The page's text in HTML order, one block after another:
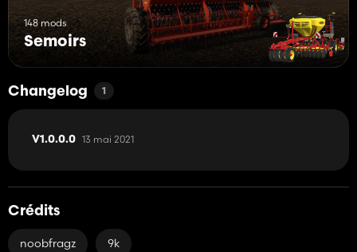
148 mods
Semoirs
Changelog 1
V1.0.0.0 13 mai 2021
Crédits
noobfragz 9k